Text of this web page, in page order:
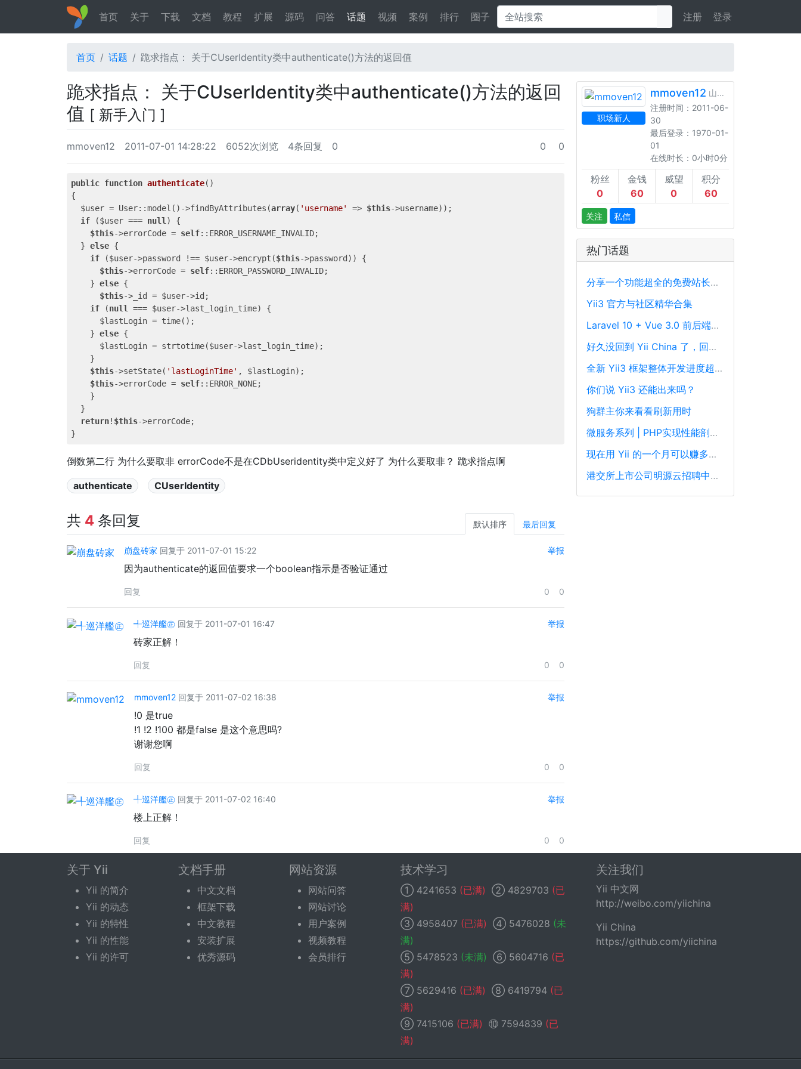
首页 关于 下载 文档 教程 扩展 源码 问答 话题 视频 案例 排行 圈子 注册 登录
首页 话题 跪求指点： 关于CUserIdentity类中authenticate()方法的返回值
跪求指点： 关于CUserIdentity类中authenticate()方法的返回
值 [ 新手入门 ]
mmoven12 2011-07-01 14:28:22 6052次浏览 4条回复 0 0 0
public function authenticate()
{
  $user = User::model()->findByAttributes(
array( 'username' => $this->username));
if ($user === null ) {
$this->errorCode = self::ERROR_USERNAME_INVALID;
  }
else {
if ($user->password !== $user->encrypt($this->password)) {
$this->errorCode = self::ERROR_PASSWORD_INVALID;
    }
else {
$this->_id = $user->id;
if (null
=== $user->last_login_time) {
      $lastLogin = time();
    }
else {
      $lastLogin = strtotime($user->last_login_time);
    }
$this->setState( 'lastLoginTime' , $lastLogin);
$this->errorCode = self::ERROR_NONE;
    }
  }
return! $this->errorCode;
倒数第二行 为什么要取非 errorCode不是在CDbUseridentity类中定义好了 为什么要取非？ 跪求指点啊
authenticate CUserIdentity
共 4 条回复 默认排序 最后回复
崩盘砖家 回复于 2011-07-01 15:22 举报
因为authenticate的返回值要求一个boolean指示是否验证通过
回复 0 0
╃巡洋艦㊣ 回复于 2011-07-01 16:47 举报
砖家正解！
回复 0 0
mmoven12 回复于 2011-07-02 16:38 举报
!0 是true
!1 !2 !100 都是false 是这个意思吗?
谢谢您啊
回复 0 0
╃巡洋艦㊣ 回复于 2011-07-02 16:40 举报
楼上正解！
回复 0 0
回复话题
您需要登录后才可以回复。 登录| 立即注册
职场新人
mmoven12
山东聊城
注册时间：2011-06-
30
最后登录：1970-01-
01
在线时长：0小时0分
粉丝
0
金钱
60
威望
0
积分
60
关注 私信
热门话题
分享一个功能超全的免费站长工具平台
Yii3 官方与社区精华合集
Laravel 10 + Vue 3.0 前后端分离框架通用后台源码
好久没回到 Yii China 了，回来冒个泡泡！
全新 Yii3 框架整体开发进度超过88%，发布在即！
你们说 Yii3 还能出来吗？
狗群主你来看看刷新用时
微服务系列 | PHP实现性能剖析、跟踪和可观察性最佳实践
现在用 Yii 的一个月可以赚多少钱？
港交所上市公司明源云招聘中高级PHP开发工程师
关于 Yii
Yii 的简介
Yii 的动态
Yii 的特性
Yii 的性能
Yii 的许可
文档手册
中文文档
框架下载
中文教程
安装扩展
优秀源码
网站资源
网站问答
网站讨论
用户案例
视频教程
会员排行
技术学习
① 4241653 (已满) ② 4829703 (已
满)
③ 4958407 (已满) ④ 5476028 (未
满)
⑤ 5478523 (未满) ⑥ 5604716 (已
满)
⑦ 5629416 (已满) ⑧ 6419794 (已
满)
⑨ 7415106 (已满) ⑩ 7594839 (已
满)
关注我们
Yii 中文网
http://weibo.com/yiichina
Yii China
https://github.com/yiichina